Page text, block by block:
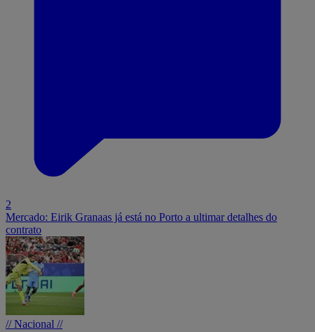
2
Mercado: Eirik Granaas já está no Porto a ultimar detalhes do
contrato
// Nacional //